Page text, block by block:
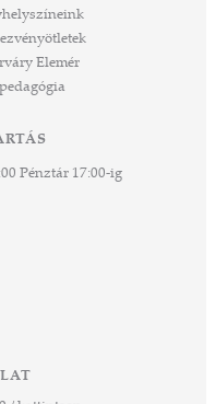
Elemér
Pénztár 17:00-ig